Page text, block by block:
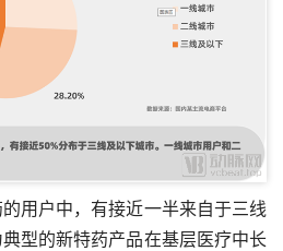
用户中，有接近一半来自于三线
型的新特药产品在基层医疗中长